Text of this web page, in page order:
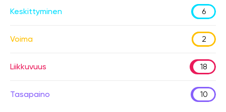
Keskittyminen 6
Voima 2
Liikkuvuus 18
Tasapaino 10